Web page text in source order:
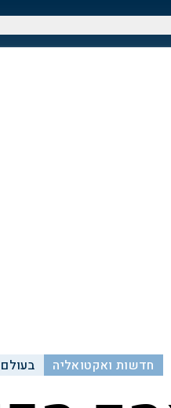
חדשות ואקטואליה בעולם